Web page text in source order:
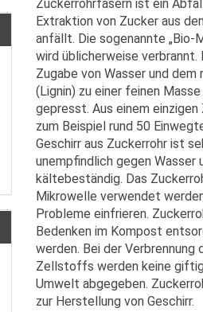
Zuckerrohrfasern ist ein
Extraktion von Zucker aus
anfällt. Die sogenannte „Bio-
wird üblicherweise verbrannt.
Zugabe von Wasser und
(Lignin) zu einer feinen
gepresst. Aus einem
zum Beispiel rund 50
Geschirr aus Zuckerrohr ist
unempfindlich gegen
kältebeständig. Das
Mikrowelle verwendet
Probleme einfrieren.
Bedenken im Kompost
werden. Bei der Verbrennung
Zellstoffs werden keine
Umwelt abgegeben.
zur Herstellung von Geschirr.